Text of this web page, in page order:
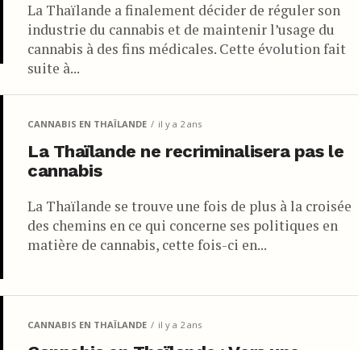
La Thaïlande a finalement décider de réguler son
industrie du cannabis et de maintenir l’usage du
cannabis à des fins médicales. Cette évolution fait
suite à...
CANNABIS EN THAÏLANDE il y a 2 ans
La Thaïlande ne recriminalisera pas le
cannabis
La Thaïlande se trouve une fois de plus à la croisée
des chemins en ce qui concerne ses politiques en
matière de cannabis, cette fois-ci en...
CANNABIS EN THAÏLANDE il y a 2 ans